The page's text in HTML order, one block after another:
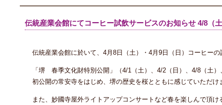
伝統産業会館にてコーヒー試飲サービスのお知らせ 4/8（
伝統産業会館に於いて、4月8日（土）・4月9日（日）コーヒー
「堺 春季文化財特別公開」（4/1（土）、4/2（日）、4/8（土
初公開の常安寺をはじめ、堺の歴史を桜とともに感じていただけ
また、妙國寺屋外ライトアップコンサートなど春を楽しんで頂